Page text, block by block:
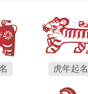
老客户介绍过来的，正好
一次老师给我们的名字，
不太好听，后来经过老师
这个名字比较不错的。总
8月4日
虎年起名